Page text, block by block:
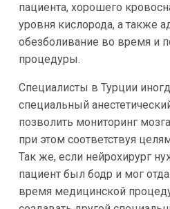
пациента, хорошего
уровня кислорода, а также
обезболивание во время и
процедуры.
Специалисты в Турции
специальный
позволить мониторинг
при этом соответствуя
Так же, если нейрохирург
пациент был бодр и мог
время медицинской